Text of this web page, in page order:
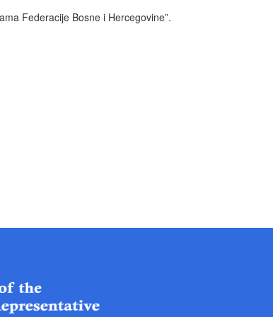
Federacije Bosne i Hercegovine”.